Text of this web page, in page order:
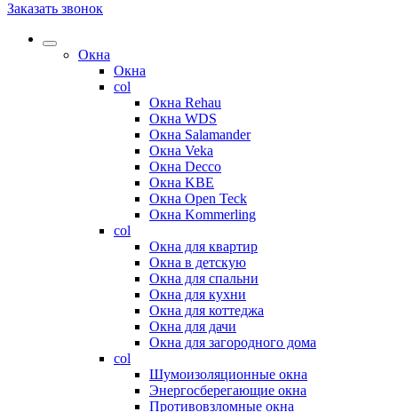
Заказать звонок
Окна
Окна
col
Окна Rehau
Окна WDS
Окна Salamander
Окна Veka
Окна Decco
Окна KBE
Окна Open Teck
Окна Kommerling
col
Окна для квартир
Окна в детскую
Окна для спальни
Окна для кухни
Окна для коттеджа
Окна для дачи
Окна для загородного дома
col
Шумоизоляционные окна
Энергосберегающие окна
Противовзломные окна